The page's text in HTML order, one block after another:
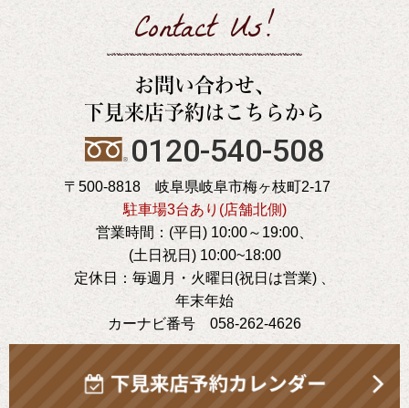
Contact Us!
お問い合わせ、
下見来店予約はこちらから
0120-540-508
〒500-8818 岐阜県岐阜市梅ヶ枝町2-17
駐車場3台あり(店舗北側)
営業時間：(平日) 10:00～19:00、
(土日祝日) 10:00~18:00
定休日：毎週月・火曜日(祝日は営業) 、
年末年始
カーナビ番号 058-262-4626